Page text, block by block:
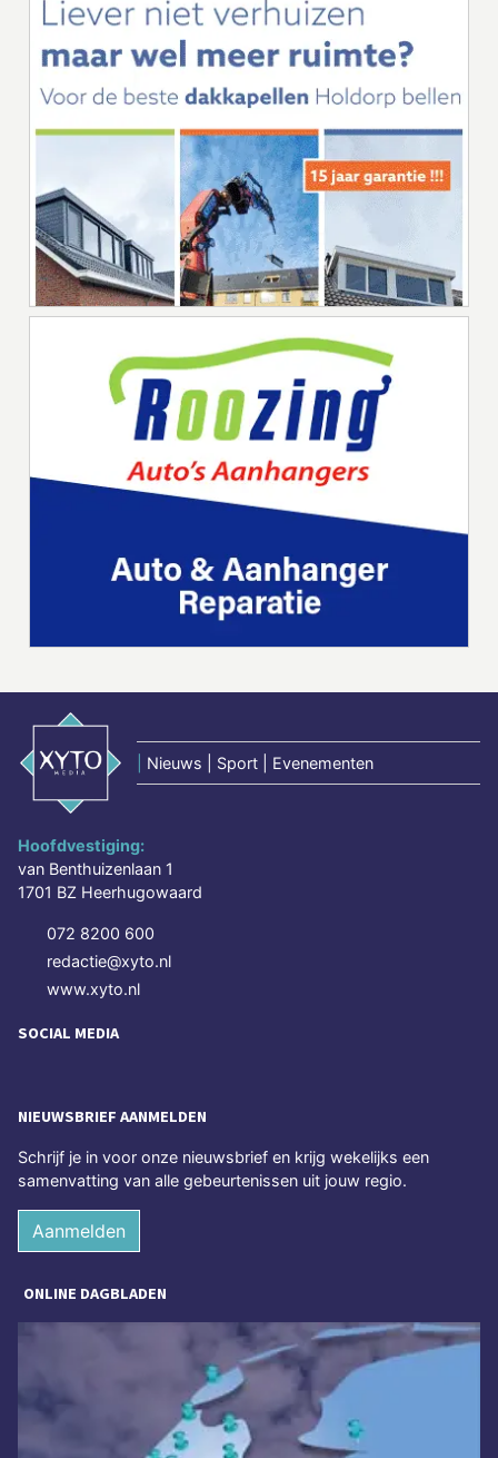
Nieuws | Sport | Evenementen
Hoofdvestiging:
van Benthuizenlaan 1
1701 BZ Heerhugowaard
072 8200 600
redactie@xyto.nl
www.xyto.nl
SOCIAL MEDIA
NIEUWSBRIEF AANMELDEN
Schrijf je in voor onze nieuwsbrief en krijg wekelijks een
samenvatting van alle gebeurtenissen uit jouw regio.
Aanmelden
ONLINE DAGBLADEN